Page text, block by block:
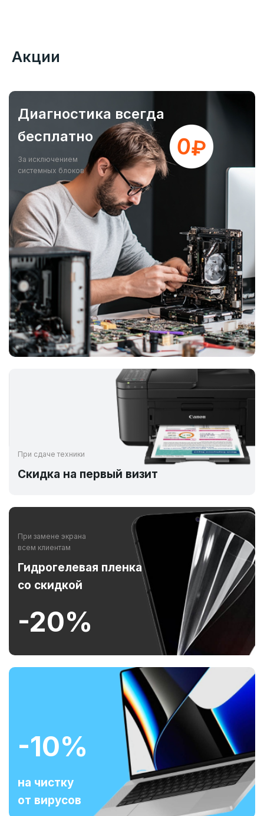
Акции
Диагностика всегда
бесплатно
За исключением
системных блоков
При сдаче техники
Скидка на первый визит
При замене экрана
всем клиентам
Гидрогелевая пленка
со скидкой
-20%
-10%
на чистку
от вирусов